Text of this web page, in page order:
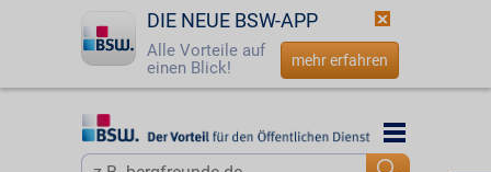
DIE NEUE BSW-APP
Alle Vorteile auf
einen Blick!
mehr erfahren
StartseiteStartseite